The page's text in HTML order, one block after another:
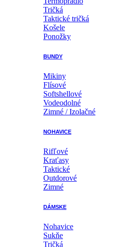
Tričká
Taktické tričká
Košele
Ponožky
BUNDY
Mikiny
Flísové
Softshellové
Vodeodolné
Zimné / Izolačné
NOHAVICE
Rifľové
Kraťasy
Taktické
Outdorové
Zimné
DÁMSKE
Nohavice
Sukňe
Tričká